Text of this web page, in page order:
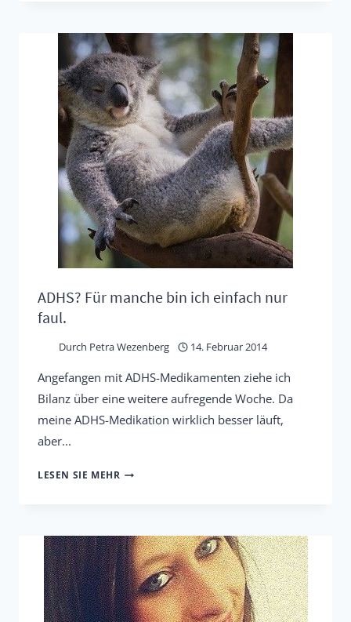
ODER
ADS-
OPFER?
ADHS? Für manche bin ich einfach nur
faul.
Durch Petra Wezenberg 14. Februar 2014
Angefangen mit ADHS-Medikamenten ziehe ich
Bilanz über eine weitere aufregende Woche. Da
meine ADHS-Medikation wirklich besser läuft,
aber...
LESEN SIE MEHR ADHS?
BIN
ICH
EINFACH
NUR